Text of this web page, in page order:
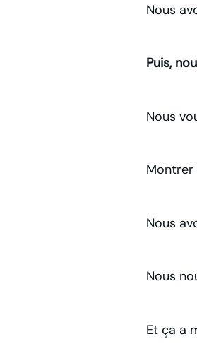
Nous
Puis,
Nous
Montrer
Nous
Nous
Et ça a